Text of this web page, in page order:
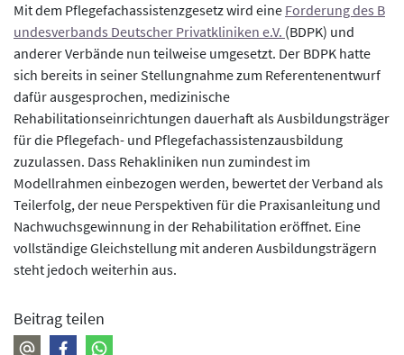
Mit dem Pflegefachassistenzgesetz wird eine Forderung des B
undesverbands Deutscher Privatkliniken e.V. (BDPK) und
anderer Verbände nun teilweise umgesetzt. Der BDPK hatte
sich bereits in seiner Stellungnahme zum Referentenentwurf
dafür ausgesprochen, medizinische
Rehabilitationseinrichtungen dauerhaft als Ausbildungsträger
für die Pflegefach- und Pflegefachassistenzausbildung
zuzulassen. Dass Rehakliniken nun zumindest im
Modellrahmen einbezogen werden, bewertet der Verband als
Teilerfolg, der neue Perspektiven für die Praxisanleitung und
Nachwuchsgewinnung in der Rehabilitation eröffnet. Eine
vollständige Gleichstellung mit anderen Ausbildungsträgern
steht jedoch weiterhin aus.
Beitrag teilen